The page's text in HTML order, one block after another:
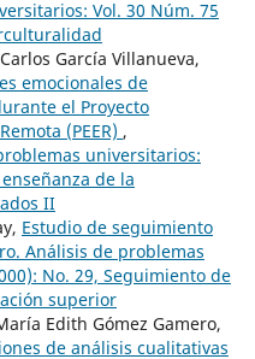
Vol. 30 Núm. 75
García Villanueva,
emocionales de
el Proyecto
(PEER) ,
universitarios:
de la
II
Estudio de seguimiento
Análisis de problemas
No. 29, Seguimiento de
superior
Edith Gómez Gamero,
de análisis cualitativas